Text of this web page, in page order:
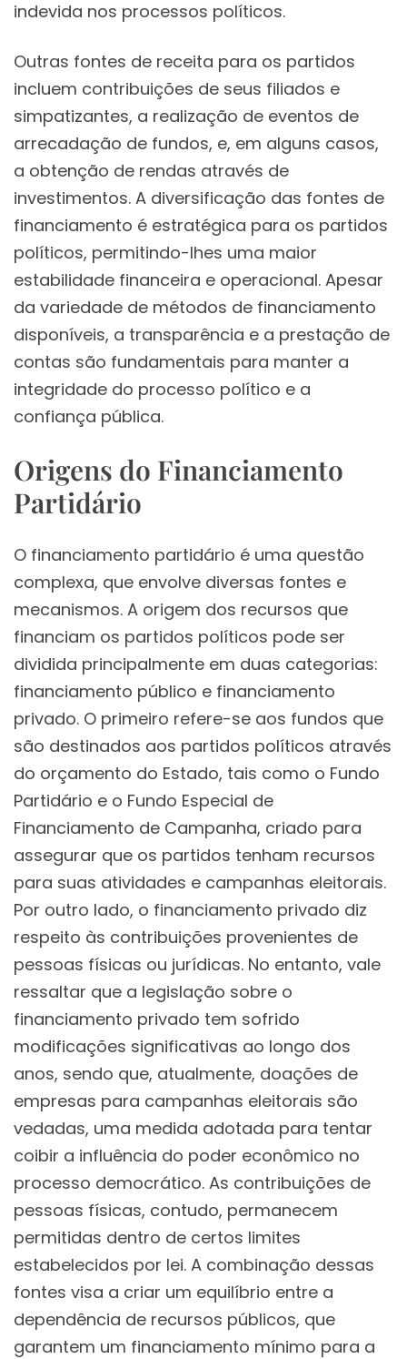
indevida nos processos políticos.
Outras fontes de receita para os partidos
incluem contribuições de seus filiados e
simpatizantes, a realização de eventos de
arrecadação de fundos, e, em alguns casos,
a obtenção de rendas através de
investimentos. A diversificação das fontes de
financiamento é estratégica para os partidos
políticos, permitindo-lhes uma maior
estabilidade financeira e operacional. Apesar
da variedade de métodos de financiamento
disponíveis, a transparência e a prestação de
contas são fundamentais para manter a
integridade do processo político e a
confiança pública.
Origens do Financiamento
Partidário
O financiamento partidário é uma questão
complexa, que envolve diversas fontes e
mecanismos. A origem dos recursos que
financiam os partidos políticos pode ser
dividida principalmente em duas categorias:
financiamento público e financiamento
privado. O primeiro refere-se aos fundos que
são destinados aos partidos políticos através
do orçamento do Estado, tais como o Fundo
Partidário e o Fundo Especial de
Financiamento de Campanha, criado para
assegurar que os partidos tenham recursos
para suas atividades e campanhas eleitorais.
Por outro lado, o financiamento privado diz
respeito às contribuições provenientes de
pessoas físicas ou jurídicas. No entanto, vale
ressaltar que a legislação sobre o
financiamento privado tem sofrido
modificações significativas ao longo dos
anos, sendo que, atualmente, doações de
empresas para campanhas eleitorais são
vedadas, uma medida adotada para tentar
coibir a influência do poder econômico no
processo democrático. As contribuições de
pessoas físicas, contudo, permanecem
permitidas dentro de certos limites
estabelecidos por lei. A combinação dessas
fontes visa a criar um equilíbrio entre a
dependência de recursos públicos, que
garantem um financiamento mínimo para a